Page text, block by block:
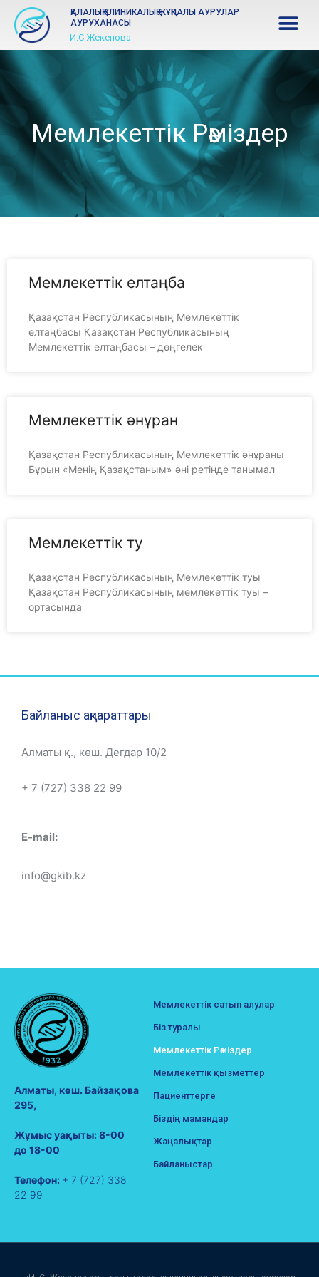
ҚАЛАЛЫҚ КЛИНИКАЛЫҚ ЖҰҚПАЛЫ АУРУЛАР
АУРУХАНАСЫ
И.С Жекенова
Мемлекеттік Рәміздер
Мемлекеттік елтаңба
Қазақстан Республикасының Мемлекеттік
елтаңбасы Қазақстан Республикасының
Мемлекеттік елтаңбасы – дөңгелек
Мемлекеттік әнұран
Қазақстан Республикасының Мемлекеттік әнұраны
Бұрын «Менің Қазақстаным» әні ретінде танымал
Мемлекеттік ту
Қазақстан Республикасының Мемлекеттік туы
Қазақстан Республикасының мемлекеттік туы –
ортасында
Байланыс ақпараттары
Алматы қ., көш. Дегдар 10/2
+ 7 (727) 338 22 99
E-mail:
info@gkib.kz
Алматы, көш. Байзақова
295,
Жұмыс уақыты: 8-00
до 18-00
Телефон: + 7 (727) 338
22 99
Мемлекеттік сатып алулар
Біз туралы
Мемлекеттік Рәміздер
Мемлекеттік қызметтер
Пациенттерге
Біздің мамандар
Жаңалықтар
Байланыстар